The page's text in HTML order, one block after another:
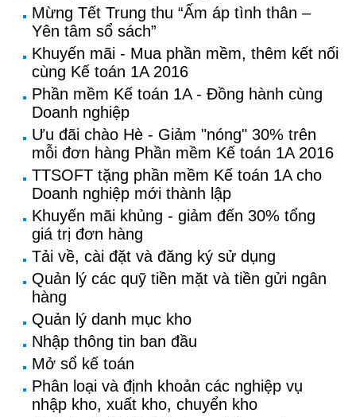
Mừng Tết Trung thu “Ấm áp tình thân –
Yên tâm sổ sách”
Khuyến mãi - Mua phần mềm, thêm kết nối
cùng Kế toán 1A 2016
Phần mềm Kế toán 1A - Đồng hành cùng
Doanh nghiệp
Ưu đãi chào Hè - Giảm "nóng" 30% trên
mỗi đơn hàng Phần mềm Kế toán 1A 2016
TTSOFT tặng phần mềm Kế toán 1A cho
Doanh nghiệp mới thành lập
Khuyến mãi khủng - giảm đến 30% tổng
giá trị đơn hàng
Tải về, cài đặt và đăng ký sử dụng
Quản lý các quỹ tiền mặt và tiền gửi ngân
hàng
Quản lý danh mục kho
Nhập thông tin ban đầu
Mở sổ kế toán
Phân loại và định khoản các nghiệp vụ
nhập kho, xuất kho, chuyển kho